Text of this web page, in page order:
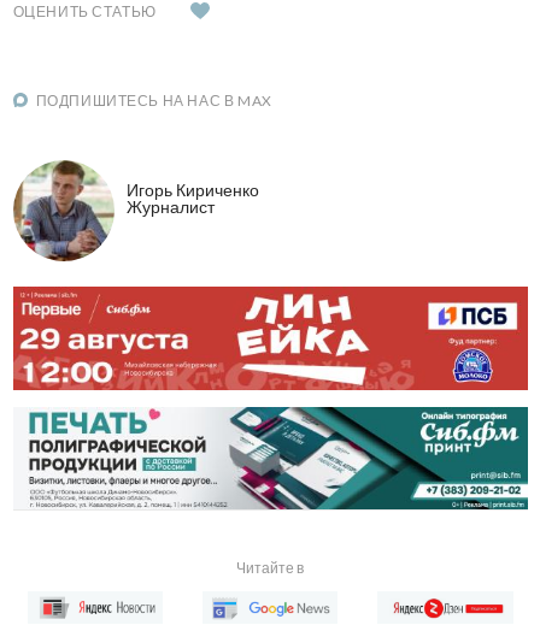
ОЦЕНИТЬ СТАТЬЮ
ПОДПИШИТЕСЬ НА НАС В MAX
Игорь Кириченко
Журналист
Читайте в